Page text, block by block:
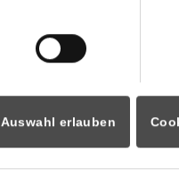
Auswahl erlauben